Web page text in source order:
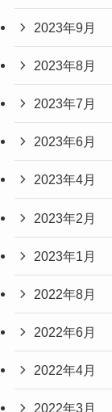
2023年9月
2023年8月
2023年7月
2023年6月
2023年4月
2023年2月
2023年1月
2022年8月
2022年6月
2022年4月
2022年3月